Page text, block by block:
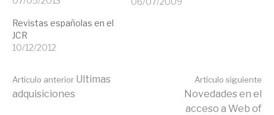
Revistas españolas en el
JCR
10/12/2012
Seguir
Artículo anterior Ultimas
adquisiciones
Artículo siguiente
Novedades en el
acceso a Web of